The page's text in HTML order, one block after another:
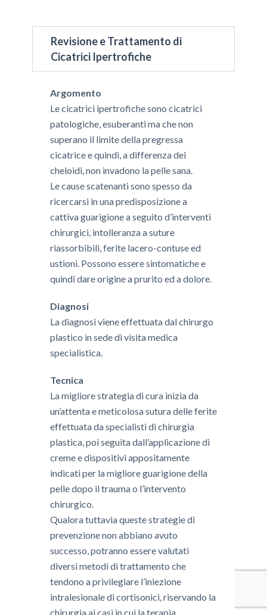
Revisione e Trattamento di
Cicatrici Ipertrofiche
Argomento
​Le cicatrici ipertrofiche sono cicatrici
patologiche, esuberanti ma che non
superano il limite della pregressa
cicatrice e quindi, a differenza dei
cheloidi, non invadono la pelle sana.
​Le cause scatenanti sono spesso da
ricercarsi in una predisposizione a
cattiva guarigione a seguito d’interventi
chirurgici, intolleranza a suture
riassorbibili, ferite lacero-contuse ed
ustioni. Possono essere sintomatiche e
quindi dare origine a prurito ed a dolore.
Diagnosi
​La diagnosi viene effettuata dal chirurgo
plastico in sede di visita medica
specialistica.
Tecnica
La migliore strategia di cura inizia da
un’attenta e meticolosa sutura delle ferite
effettuata da specialisti di chirurgia
plastica, poi seguita dall’applicazione di
creme e dispositivi appositamente
indicati per la migliore guarigione della
pelle dopo il trauma o l’intervento
chirurgico.
Qualora tuttavia queste strategie di
prevenzione non abbiano avuto
successo, potranno essere valutati
diversi metodi di trattamento che
tendono a privilegiare l’iniezione
intralesionale di cortisonici, riservando la
chirurgia ai casi in cui la terapia